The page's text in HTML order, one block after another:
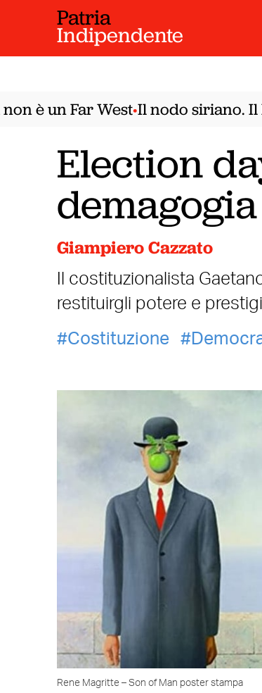
Patria
Indipendente
è un Far West•Il nodo siriano. Il
Election
demagogia
Giampiero Cazzato
Il costituzionalista
restituirgli potere e
Costituzione
Rene Magritte – Son of Man poster stampa